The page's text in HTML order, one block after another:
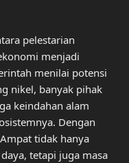
pelestarian
menjadi
menilai potensi
nikel, banyak pihak
keindahan alam
Dengan
tidak hanya
tetapi juga masa